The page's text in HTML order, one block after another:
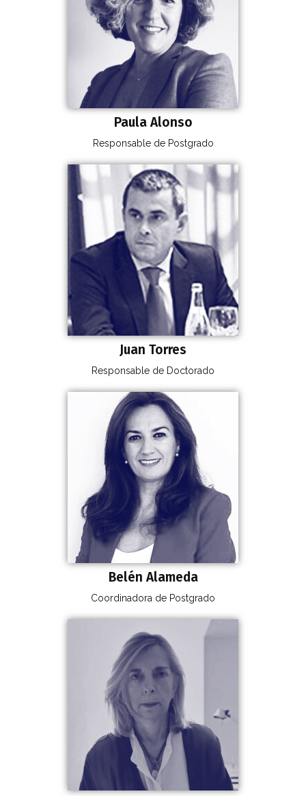
Paula Alonso
Responsable de Postgrado
Juan Torres
Responsable de Doctorado
Belén Alameda
Coordinadora de Postgrado